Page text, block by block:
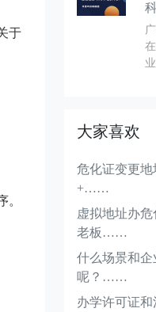
于
大家喜欢
危化证变更
+……
虚拟地址办
老板……
什么场景和
呢？……
办学许可证